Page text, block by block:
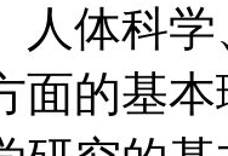
人体科
面的基